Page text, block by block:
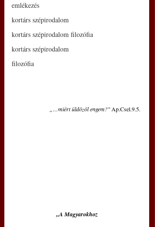
emlékezés
kortárs szépirodalom
kortárs szépirodalom filozófia
kortárs szépirodalom
filozófia
„…miért üldözöl engem?" Ap.Csel.9.5.
„A Magyarokhoz